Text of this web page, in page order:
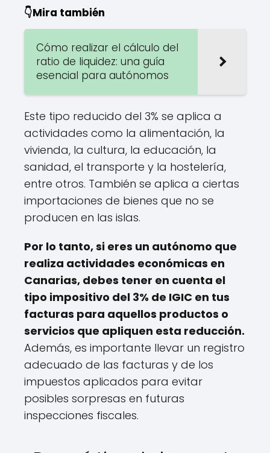
👇Mira también
Cómo realizar el cálculo del
ratio de liquidez: una guía
esencial para autónomos
Este tipo reducido del 3% se aplica a
actividades como la alimentación, la
vivienda, la cultura, la educación, la
sanidad, el transporte y la hostelería,
entre otros. También se aplica a ciertas
importaciones de bienes que no se
producen en las islas.
Por lo tanto, si eres un autónomo que
realiza actividades económicas en
Canarias, debes tener en cuenta el
tipo impositivo del 3% de IGIC en tus
facturas para aquellos productos o
servicios que apliquen esta reducción.
Además, es importante llevar un registro
adecuado de las facturas y de los
impuestos aplicados para evitar
posibles sorpresas en futuras
inspecciones fiscales.